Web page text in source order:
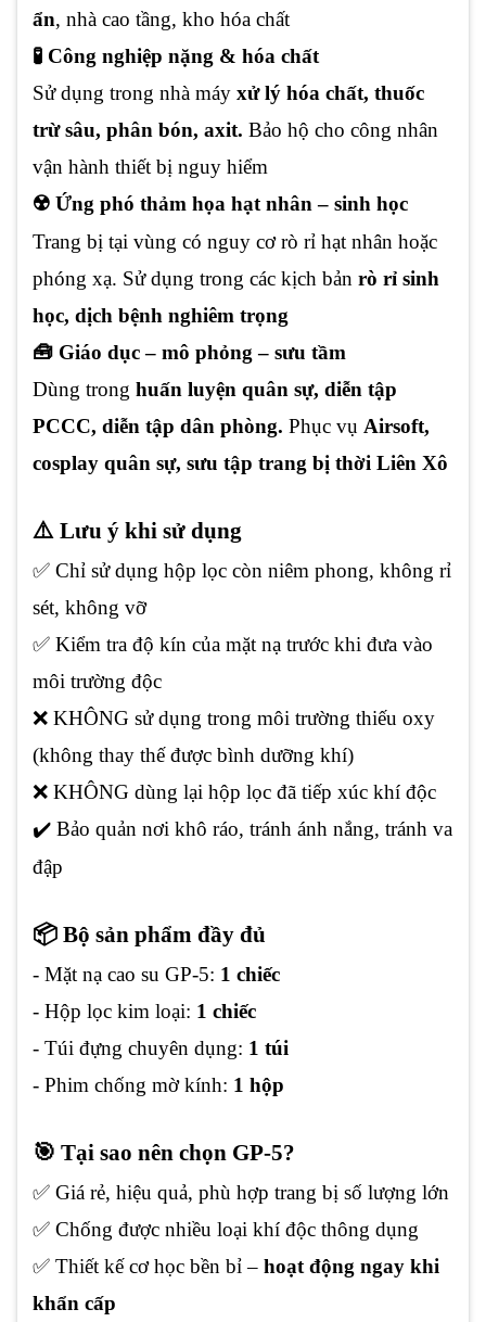
ẩn, nhà cao tầng, kho hóa chất
🧪 Công nghiệp nặng & hóa chất
Sử dụng trong nhà máy xử lý hóa chất, thuốc
trừ sâu, phân bón, axit. Bảo hộ cho công nhân
vận hành thiết bị nguy hiểm
☢️ Ứng phó thảm họa hạt nhân – sinh học
Trang bị tại vùng có nguy cơ rò rỉ hạt nhân hoặc
phóng xạ. Sử dụng trong các kịch bản rò rỉ sinh
học, dịch bệnh nghiêm trọng
🧰 Giáo dục – mô phỏng – sưu tầm
Dùng trong huấn luyện quân sự, diễn tập
PCCC, diễn tập dân phòng. Phục vụ Airsoft,
cosplay quân sự, sưu tập trang bị thời Liên Xô
⚠️ Lưu ý khi sử dụng
✅ Chỉ sử dụng hộp lọc còn niêm phong, không rỉ
sét, không vỡ
✅ Kiểm tra độ kín của mặt nạ trước khi đưa vào
môi trường độc
❌ KHÔNG sử dụng trong môi trường thiếu oxy
(không thay thế được bình dưỡng khí)
❌ KHÔNG dùng lại hộp lọc đã tiếp xúc khí độc
✔️ Bảo quản nơi khô ráo, tránh ánh nắng, tránh va
đập
📦 Bộ sản phẩm đầy đủ
- Mặt nạ cao su GP-5: 1 chiếc
- Hộp lọc kim loại: 1 chiếc
- Túi đựng chuyên dụng: 1 túi
- Phim chống mờ kính: 1 hộp
🎯 Tại sao nên chọn GP-5?
✅ Giá rẻ, hiệu quả, phù hợp trang bị số lượng lớn
✅ Chống được nhiều loại khí độc thông dụng
✅ Thiết kế cơ học bền bỉ – hoạt động ngay khi
khẩn cấp